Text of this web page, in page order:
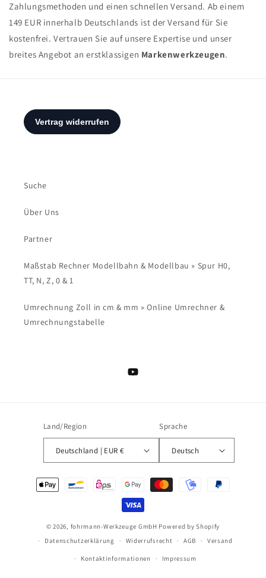
Zahlungsmethoden und einen schnellen Versand. Ab einem
149 EUR innerhalb Deutschlands ist der Versand für Sie
kostenfrei. Vertrauen Sie auf unsere Expertise und unser
breites Angebot an erstklassigen Markenwerkzeugen.
Suche
Über Uns
Partner
Maßstab Rechner Modellbahn & Modellbau » Spur H0,
TT, N, Z, 0 & 1
Umrechnung Zoll in cm & mm » Online Umrechner &
Umrechnungstabelle
YouTube
Land/Region
Deutschland | EUR €
Sprache
Deutsch
Zahlungsmethoden
© 2026, fohrmann-Werkzeuge GmbH Powered by Shopify
Datenschutzerklärung
Widerrufsrecht AGB Versand
Kontaktinformationen Impressum